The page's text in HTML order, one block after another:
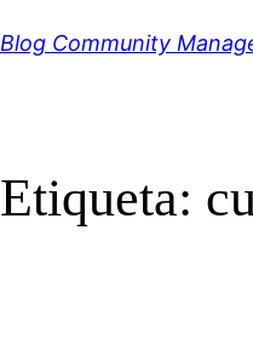
al
Blog Community
Etiqueta: